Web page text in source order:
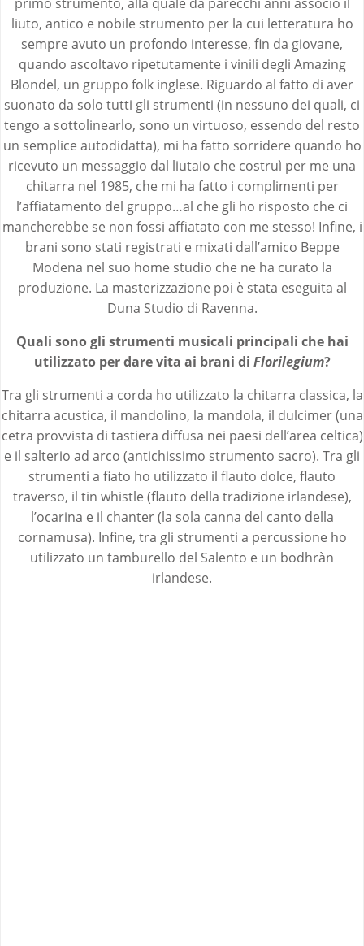
liuto, antico e nobile strumento per la cui letteratura ho
sempre avuto un profondo interesse, fin da giovane,
quando ascoltavo ripetutamente i vinili degli Amazing
Blondel, un gruppo folk inglese. Riguardo al fatto di aver
suonato da solo tutti gli strumenti (in nessuno dei quali, ci
tengo a sottolinearlo, sono un virtuoso, essendo del resto
un semplice autodidatta), mi ha fatto sorridere quando ho
ricevuto un messaggio dal liutaio che costruì per me una
chitarra nel 1985, che mi ha fatto i complimenti per
l’affiatamento del gruppo…al che gli ho risposto che ci
mancherebbe se non fossi affiatato con me stesso! Infine, i
brani sono stati registrati e mixati dall’amico Beppe
Modena nel suo home studio che ne ha curato la
produzione. La masterizzazione poi è stata eseguita al
Duna Studio di Ravenna.
Quali sono gli strumenti musicali principali che hai
utilizzato per dare vita ai brani di Florilegium?
Tra gli strumenti a corda ho utilizzato la chitarra classica, la
chitarra acustica, il mandolino, la mandola, il dulcimer (una
cetra provvista di tastiera diffusa nei paesi dell’area celtica)
e il salterio ad arco (antichissimo strumento sacro). Tra gli
strumenti a fiato ho utilizzato il flauto dolce, flauto
traverso, il tin whistle (flauto della tradizione irlandese),
l’ocarina e il chanter (la sola canna del canto della
cornamusa). Infine, tra gli strumenti a percussione ho
utilizzato un tamburello del Salento e un bodhràn
irlandese.